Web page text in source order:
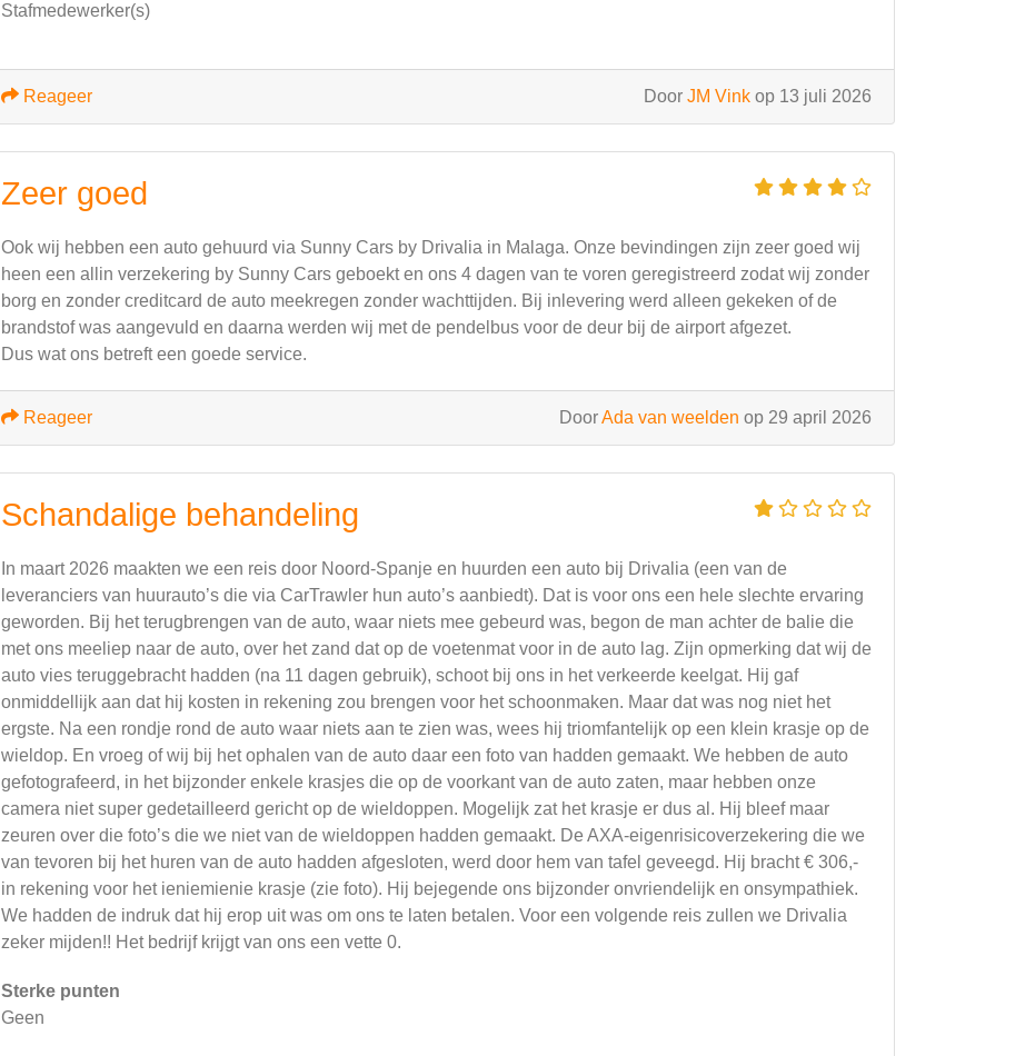
Stafmedewerker(s)
Door JM Vink op 13 juli 2026
Reageer
Zeer goed
Ook wij hebben een auto gehuurd via Sunny Cars by Drivalia in Malaga. Onze bevindingen zijn zeer goed wij
heen een allin verzekering by Sunny Cars geboekt en ons 4 dagen van te voren geregistreerd zodat wij zonder
borg en zonder creditcard de auto meekregen zonder wachttijden. Bij inlevering werd alleen gekeken of de
brandstof was aangevuld en daarna werden wij met de pendelbus voor de deur bij de airport afgezet.
Dus wat ons betreft een goede service.
DoorAda van weelden op 29 april 2026
Reageer
Schandalige behandeling
In maart 2026 maakten we een reis door Noord-Spanje en huurden een auto bij Drivalia (een van de
leveranciers van huurauto’s die via CarTrawler hun auto’s aanbiedt). Dat is voor ons een hele slechte ervaring
geworden. Bij het terugbrengen van de auto, waar niets mee gebeurd was, begon de man achter de balie die
met ons meeliep naar de auto, over het zand dat op de voetenmat voor in de auto lag. Zijn opmerking dat wij de
auto vies teruggebracht hadden (na 11 dagen gebruik), schoot bij ons in het verkeerde keelgat. Hij gaf
onmiddellijk aan dat hij kosten in rekening zou brengen voor het schoonmaken. Maar dat was nog niet het
ergste. Na een rondje rond de auto waar niets aan te zien was, wees hij triomfantelijk op een klein krasje op de
wieldop. En vroeg of wij bij het ophalen van de auto daar een foto van hadden gemaakt. We hebben de auto
gefotografeerd, in het bijzonder enkele krasjes die op de voorkant van de auto zaten, maar hebben onze
camera niet super gedetailleerd gericht op de wieldoppen. Mogelijk zat het krasje er dus al. Hij bleef maar
zeuren over die foto’s die we niet van de wieldoppen hadden gemaakt. De AXA-eigenrisicoverzekering die we
van tevoren bij het huren van de auto hadden afgesloten, werd door hem van tafel geveegd. Hij bracht € 306,-
in rekening voor het ieniemienie krasje (zie foto). Hij bejegende ons bijzonder onvriendelijk en onsympathiek.
We hadden de indruk dat hij erop uit was om ons te laten betalen. Voor een volgende reis zullen we Drivalia
zeker mijden!! Het bedrijf krijgt van ons een vette 0.
Sterke punten
Geen